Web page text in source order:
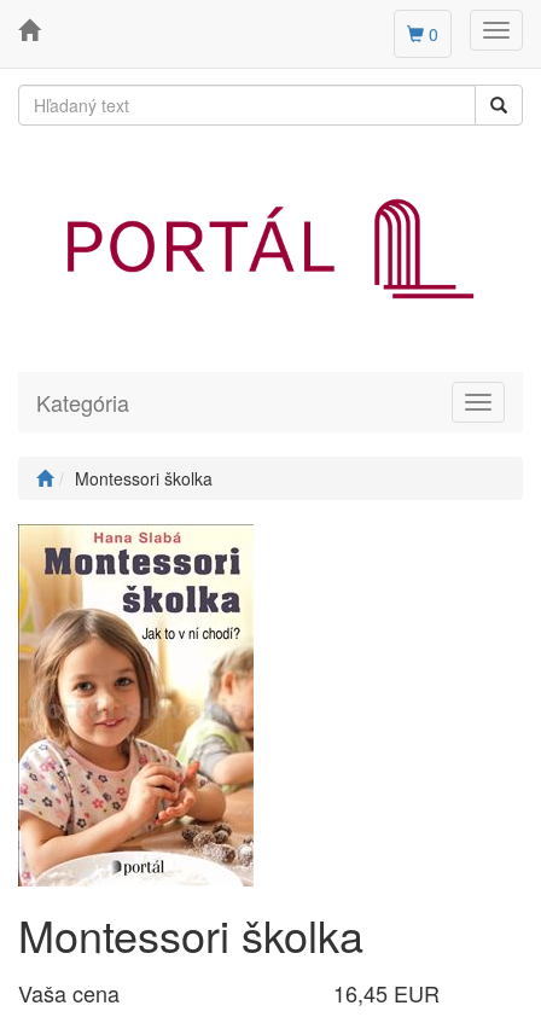
0
Toggle
Kategória
Montessori školka
Montessori školka
Vaša cena
16,45 EUR